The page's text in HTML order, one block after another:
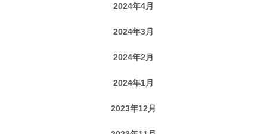
2024年4月
2024年3月
2024年2月
2024年1月
2023年12月